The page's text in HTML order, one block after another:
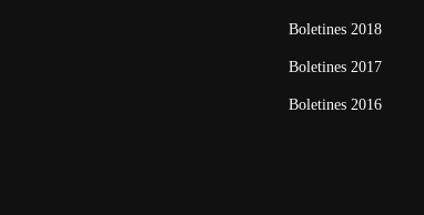
Boletines 2018
Boletines 2017
Boletines 2016